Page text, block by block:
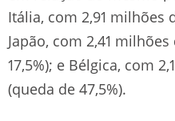
Itália, com 2,91 milhões
Japão, com 2,41
17,5%); e Bélgica, com
(queda de 47,5%).